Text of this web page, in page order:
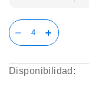
Disponibilidad: